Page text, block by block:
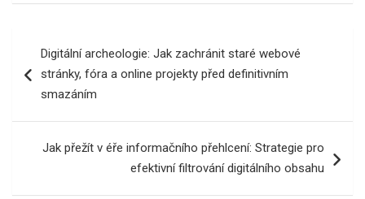
pro
příspěvek
Digitální archeologie: Jak zachránit staré webové
stránky, fóra a online projekty před definitivním
smazáním
Jak přežít v éře informačního přehlcení: Strategie pro
efektivní filtrování digitálního obsahu